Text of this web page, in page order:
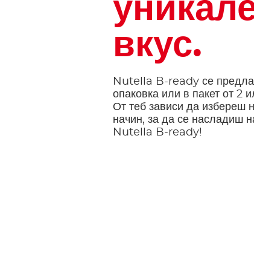
вкус.
Nutella B-ready се
опаковка или в пакет от 2
От теб зависи да избереш
начин, за да се насладиш
Nutella B-ready!